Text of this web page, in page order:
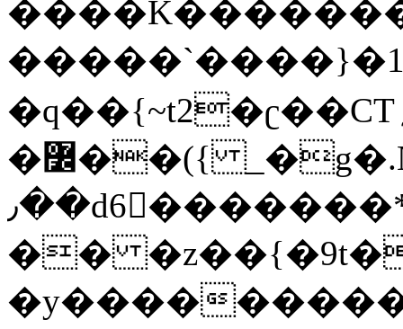
�q��{~t2�ʗ��CT؍���������{�~}ur����u�}o����(�:�j���=����{�۝Vo�An��J^��������M\M�'{{l�i
�߼��({ _�g�.Nfӻg����f7z91o^��̤^�>��2�`�:|#dk�{>�>>&�tsw�Nwo�?
٫��d6򆧇�������*��[|^]oo���NW~zz>�X&�u�=K?
��
�y����